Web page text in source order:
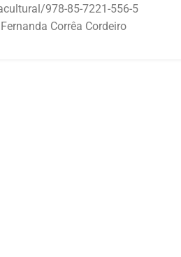
978-85-7221-556-5
Corrêa Cordeiro